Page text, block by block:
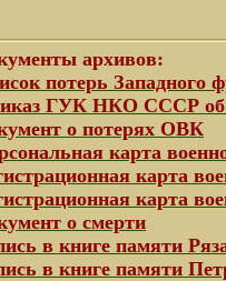
архивов:
потерь Западного
ГУК НКО СССР об
о потерях ОВК
карта
карта
карта
о смерти
в книге памяти
в книге памяти